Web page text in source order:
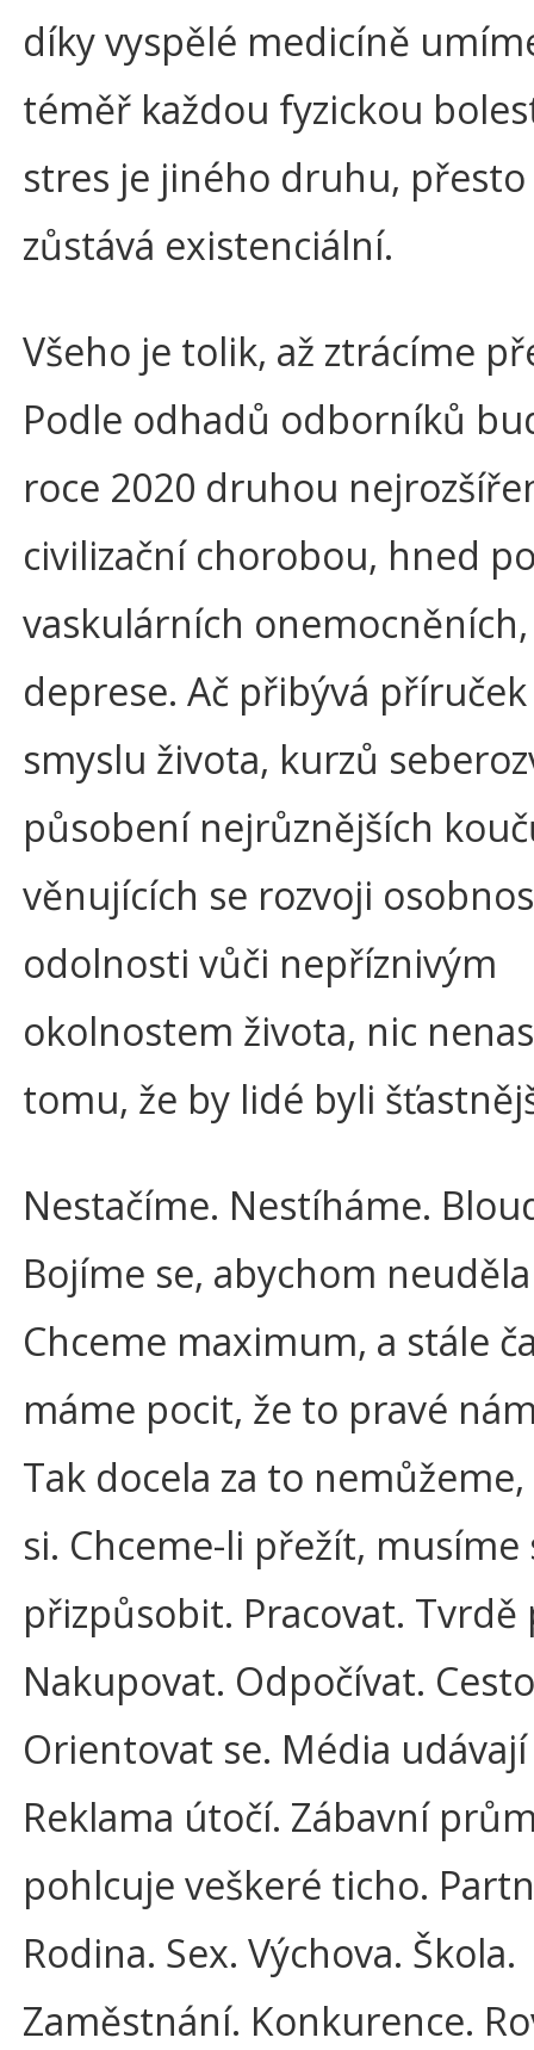
díky vyspělé medicíně
téměř každou fyzickou
stres je jiného druhu, přesto
zůstává existenciální.
Všeho je tolik, až ztrácíme
Podle odhadů odborníků
roce 2020 druhou
civilizační chorobou, hned
vaskulárních onemocněních,
deprese. Ač přibývá
smyslu života, kurzů
působení nejrůznějších
věnujících se rozvoji
odolnosti vůči nepříznivým
okolnostem života, nic
tomu, že by lidé byli
Nestačíme. Nestíháme.
Bojíme se, abychom
Chceme maximum, a stále
máme pocit, že to pravé
Tak docela za to
si. Chceme-li přežít, musíme
přizpůsobit. Pracovat. Tvrdě
Nakupovat. Odpočívat.
Orientovat se. Média
Reklama útočí. Zábavní
pohlcuje veškeré ticho.
Rodina. Sex. Výchova. Škola.
Zaměstnání. Konkurence.